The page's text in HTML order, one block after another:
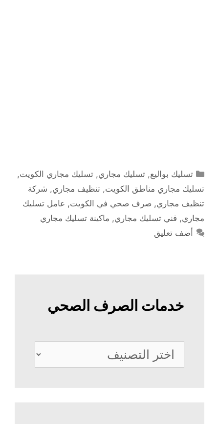
التصنيفات
تسليك بواليع,تسليك مجاري,تسليك مجاري الكويت,
تسليك مجاري مناطق الكويت, تنظيف مجاري, شركة
تنظيف مجاري, صرف صحي في الكويت, عامل تسليك
مجاري, فني تسليك مجاري, ماكينة تسليك مجاري
أضف تعليق
خدمات الصرف الصحي
خدمات
الصرف